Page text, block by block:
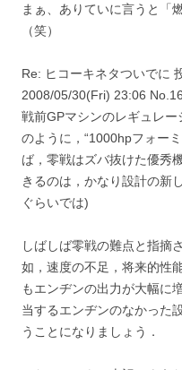
まぁ、ありていに言うと「
（笑）
Re: ヒコーキネタついでに
2008/05/30(Fri) 23:06
戦前GPマシンのレギュレー
のように，“1000hpフォー
ば，零戦はズバ抜けた優秀
きるのは，かなり設計の新
ぐらいでは)
しばしば零戦の難点と指摘
如，速度の不足，将来的性
もエンヂンの出力が大幅に
当するエンヂンのなかった
うことになりましょう．